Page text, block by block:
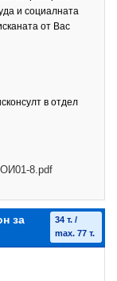
и социалната
от Вас
в отдел
8.pdf
за
34 т. /
max. 77 т.